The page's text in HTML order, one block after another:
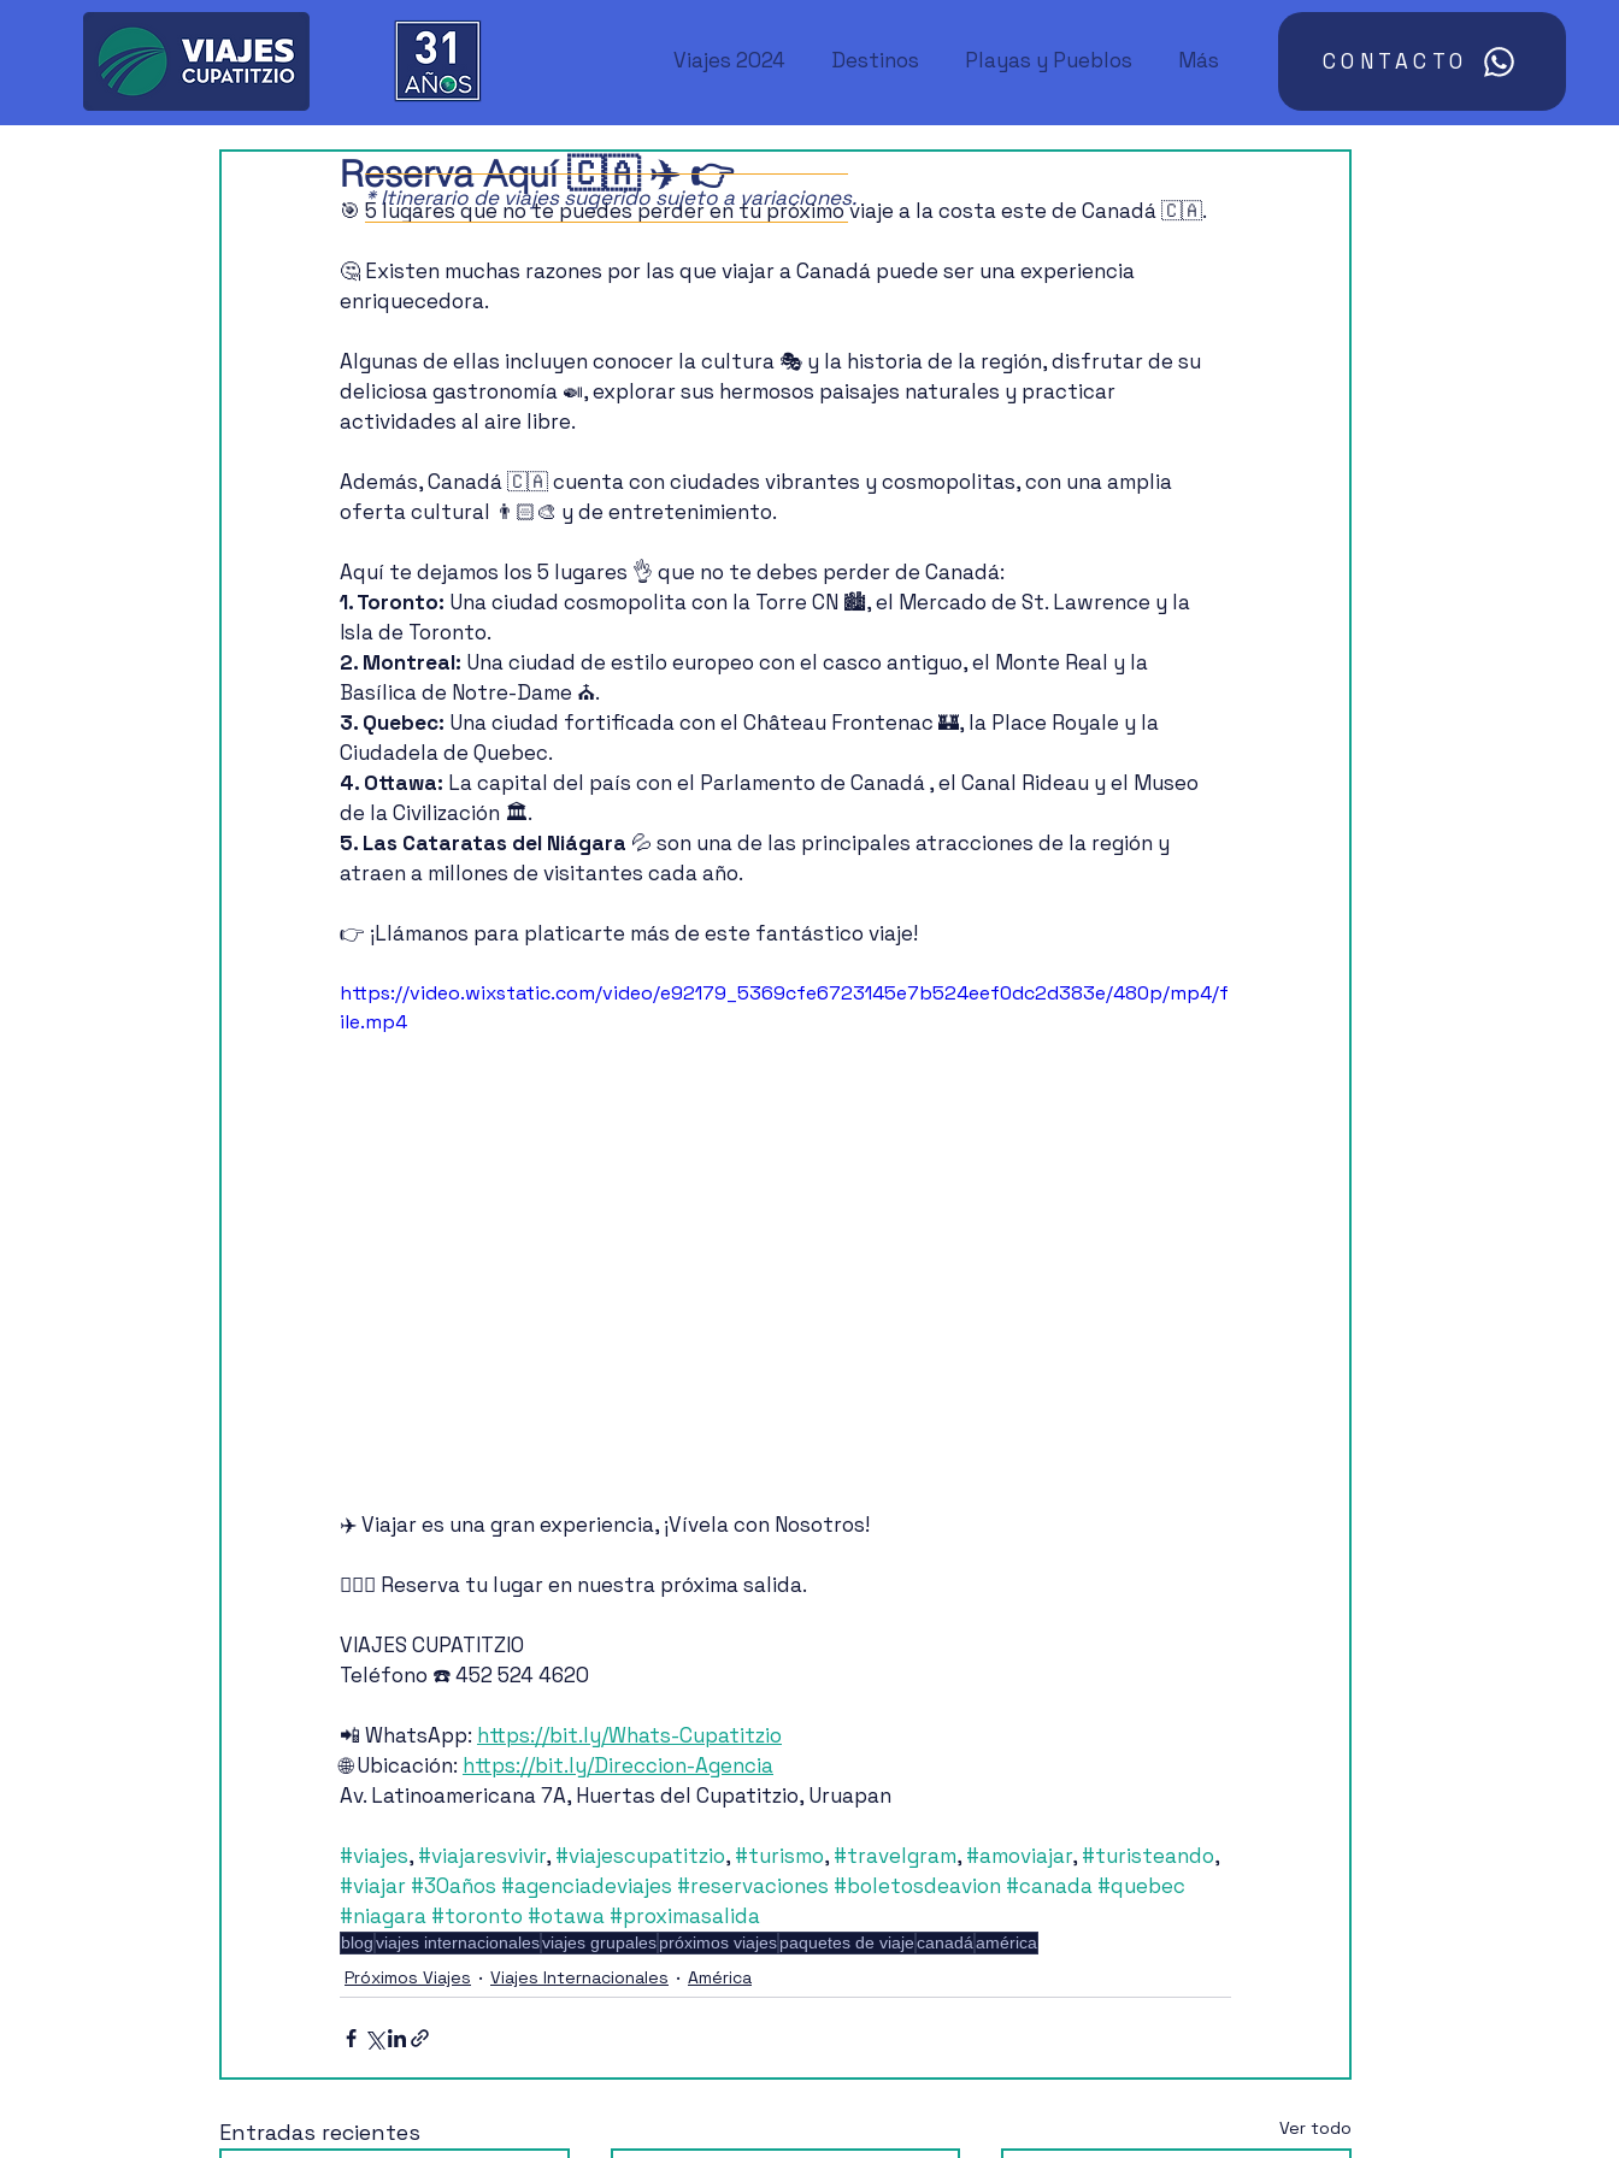
Viajes 2024 Destinos Playas y Pueblos Más CONTACTO
Reserva Aquí 🇨🇦 ✈️ 👉
🎯 5 lugares que no te puedes perder en tu próximo viaje a la costa este de Canadá 🇨🇦.
🤔 Existen muchas razones por las que viajar a Canadá puede ser una experiencia
enriquecedora.
Algunas de ellas incluyen conocer la cultura 🎭 y la historia de la región, disfrutar de su
deliciosa gastronomía 🍛, explorar sus hermosos paisajes naturales y practicar
actividades al aire libre.
Además, Canadá 🇨🇦 cuenta con ciudades vibrantes y cosmopolitas, con una amplia
oferta cultural 👨🏻‍🎨 y de entretenimiento.
Aquí te dejamos los 5 lugares 👌 que no te debes perder de Canadá:
1. Toronto: Una ciudad cosmopolita con la Torre CN 🏙, el Mercado de St. Lawrence y la
Isla de Toronto.
2. Montreal: Una ciudad de estilo europeo con el casco antiguo, el Monte Real y la
Basílica de Notre-Dame ⛪️.
3. Quebec: Una ciudad fortificada con el Château Frontenac 🏰, la Place Royale y la
Ciudadela de Quebec.
4. Ottawa: La capital del país con el Parlamento de Canadá , el Canal Rideau y el Museo
de la Civilización 🏛.
5. Las Cataratas del Niágara 💦 son una de las principales atracciones de la región y
atraen a millones de visitantes cada año.
👉 ¡Llámanos para platicarte más de este fantástico viaje!
https://video.wixstatic.com/video/e92179_5369cfe6723145e7b524eef0dc2d383e/480p/mp4/f
ile.mp4
✈️ Viajar es una gran experiencia, ¡Vívela con Nosotros!
🙋🏻‍♀️ Reserva tu lugar en nuestra próxima salida.
VIAJES CUPATITZIO
Teléfono ☎️ 452 524 4620
📲 WhatsApp: https://bit.ly/Whats-Cupatitzio
🌐 Ubicación: https://bit.ly/Direccion-Agencia
Av. Latinoamericana 7A, Huertas del Cupatitzio, Uruapan
#viajes, #viajaresvivir, #viajescupatitzio, #turismo, #travelgram, #amoviajar, #turisteando,
#viajar #30años #agenciadeviajes #reservaciones #boletosdeavion #canada #quebec
#niagara #toronto #otawa #proximasalida
blogviajes internacionalesviajes grupalespróximos viajespaquetes de viajecanadáamérica
Próximos Viajes Viajes Internacionales América
Entradas recientes Ver todo
* Itinerario de viajes sugerido sujeto a variaciones.